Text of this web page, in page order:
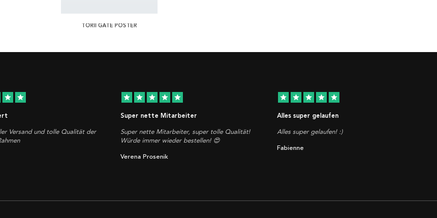
TORII GATE POSTER
star star
Versand und tolle Qualität der
star star star star star
Super nette Mitarbeiter
Super nette Mitarbeiter, super tolle Qualität!
Würde immer wieder bestellen! 😍
Verena Prosenik
star star star star star
Alles super gelaufen
Alles super gelaufen! :)
Fabienne